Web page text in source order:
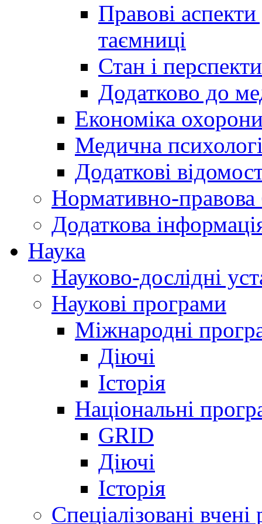
Правові
таємниці
Стан і
Додатково до
Економіка
Медична
Додаткові
Нормативно-правова
Додаткова
Наука
Науково-дослідні
Наукові програми
Міжнародні
Діючі
Історія
Національні
GRID
Діючі
Історія
Спеціалізовані вчені